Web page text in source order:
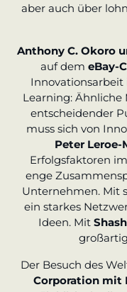
aber auch über
Anthony C. Okoro
auf dem eBay-
Innovationsarbeit
Learning: Ähnliche
entscheidender
muss sich von
Peter Leroe-
Erfolgsfaktoren
enge
Unternehmen. Mit
ein starkes
Ideen. Mit
Der Besuch des
Corporation mit